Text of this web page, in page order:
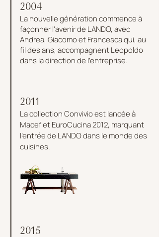
2004
La nouvelle génération commence à
façonner l'avenir de LANDO, avec
Andrea, Giacomo et Francesca qui, au
fil des ans, accompagnent Leopoldo
dans la direction de l'entreprise.
2011
La collection Convivio est lancée à
Macef et EuroCucina 2012, marquant
l'entrée de LANDO dans le monde des
cuisines.
2015